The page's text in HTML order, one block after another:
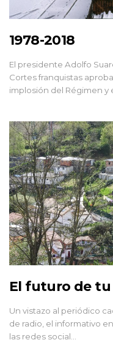
1978-2018
El presidente Adolfo
Cortes franquistas
implosión del Régimen y
El futuro de tu
Un vistazo al periódico
de radio, el informativo
las redes social…